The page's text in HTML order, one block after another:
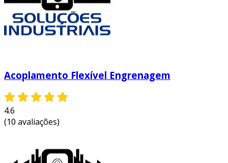
diminuindo o tempo de inatividade.
essas vantagens fazem do acoplamento falk
uma escolha preferida em ambientes
entre em contato e solicite um orçamento
personalizado!
Acoplamento Flexível Engrenagem
4.6
(10 avaliações)